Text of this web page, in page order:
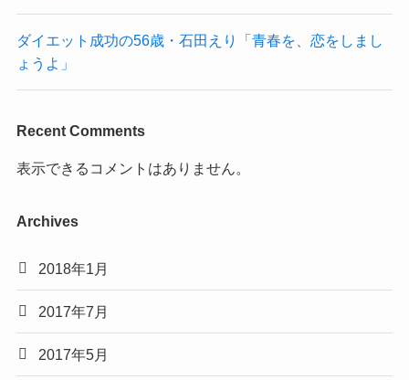
ダイエット成功の56歳・石田えり「青春を、恋をしまし
ょうよ」
Recent Comments
表示できるコメントはありません。
Archives
2018年1月
2017年7月
2017年5月